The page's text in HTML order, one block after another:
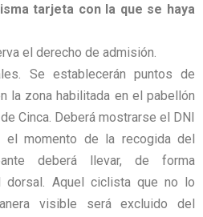
tarjeta con la que se haya
el derecho de admisión.
Se establecerán puntos de
la zona habilitada en el pabellón
Cinca. Deberá mostrarse el DNI
el momento de la recogida del
deberá llevar, de forma
Aquel ciclista que no lo
visible será excluido del